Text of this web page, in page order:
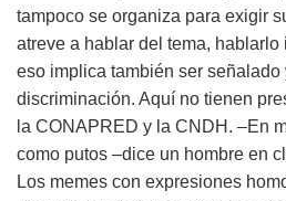
tampoco se organiza para exigir
atreve a hablar del tema,
eso implica también ser señalado
discriminación. Aquí no tienen
la CONAPRED y la CNDH. –En
como putos –dice un hombre en
Los memes con expresiones